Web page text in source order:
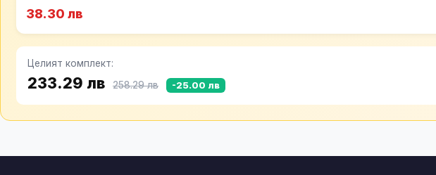
38.30 лв
Целият комплект:
233.29 лв 258.29 лв -25.00 лв